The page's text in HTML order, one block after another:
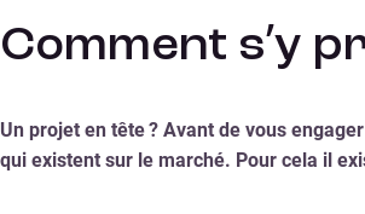
Comment s’y
Un projet en tête ? Avant de vous
qui existent sur le marché. Pour cela il